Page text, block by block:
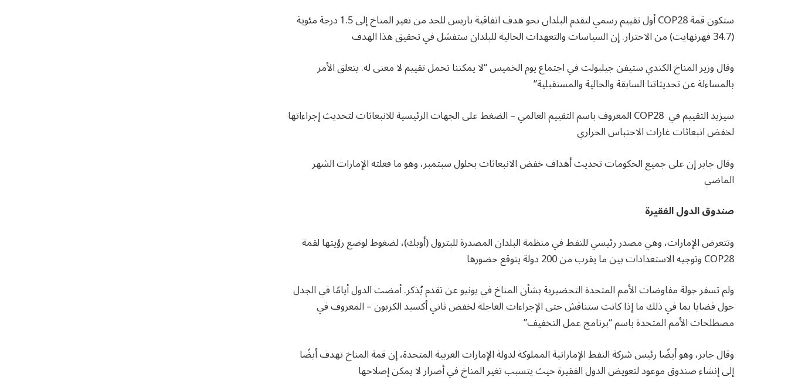
ستكون قمة COP28 أول تقييم رسمي لتقدم البلدان نحو هدف اتفاقية باريس للحد من تغير المناخ إلى 1.5 درجة مئوية
(34.7 فهرنهايت) من الاحترار. إن السياسات والتعهدات الحالية للبلدان ستفشل في تحقيق هذا الهدف
وقال وزير المناخ الكندي ستيفن جيلبولت في اجتماع يوم الخميس “لا يمكننا تحمل تقييم لا معنى له. يتعلق الأمر
بالمساءلة عن تحديثاتنا السابقة والحالية والمستقبلية”
سيزيد التقييم في COP28 المعروف باسم التقييم العالمي – الضغط على الجهات الرئيسية للانبعاثات لتحديث إجراءاتها
لخفض انبعاثات غازات الاحتباس الحراري
وقال جابر إن على جميع الحكومات تحديث أهداف خفض الانبعاثات بحلول سبتمبر، وهو ما فعلته الإمارات الشهر
الماضي
صندوق الدول الفقيرة
وتتعرض الإمارات، وهي مصدر رئيسي للنفط في منظمة البلدان المصدرة للبترول (أوبك)، لضغوط لوضع رؤيتها لقمة
COP28 وتوجيه الاستعدادات بين ما يقرب من 200 دولة يتوقع حضورها
ولم تسفر جولة مفاوضات الأمم المتحدة التحضيرية بشأن المناخ في يونيو عن تقدم يُذكر. أمضت الدول أيامًا في الجدل
حول قضايا بما في ذلك ما إذا كانت ستناقش حتى الإجراءات العاجلة لخفض ثاني أكسيد الكربون – المعروف في
مصطلحات الأمم المتحدة باسم “برنامج عمل التخفيف”
وقال جابر، وهو أيضًا رئيس شركة النفط الإماراتية المملوكة لدولة الإمارات العربية المتحدة، إن قمة المناخ تهدف أيضًا
إلى إنشاء صندوق موعود لتعويض الدول الفقيرة حيث يتسبب تغير المناخ في أضرار لا يمكن إصلاحها